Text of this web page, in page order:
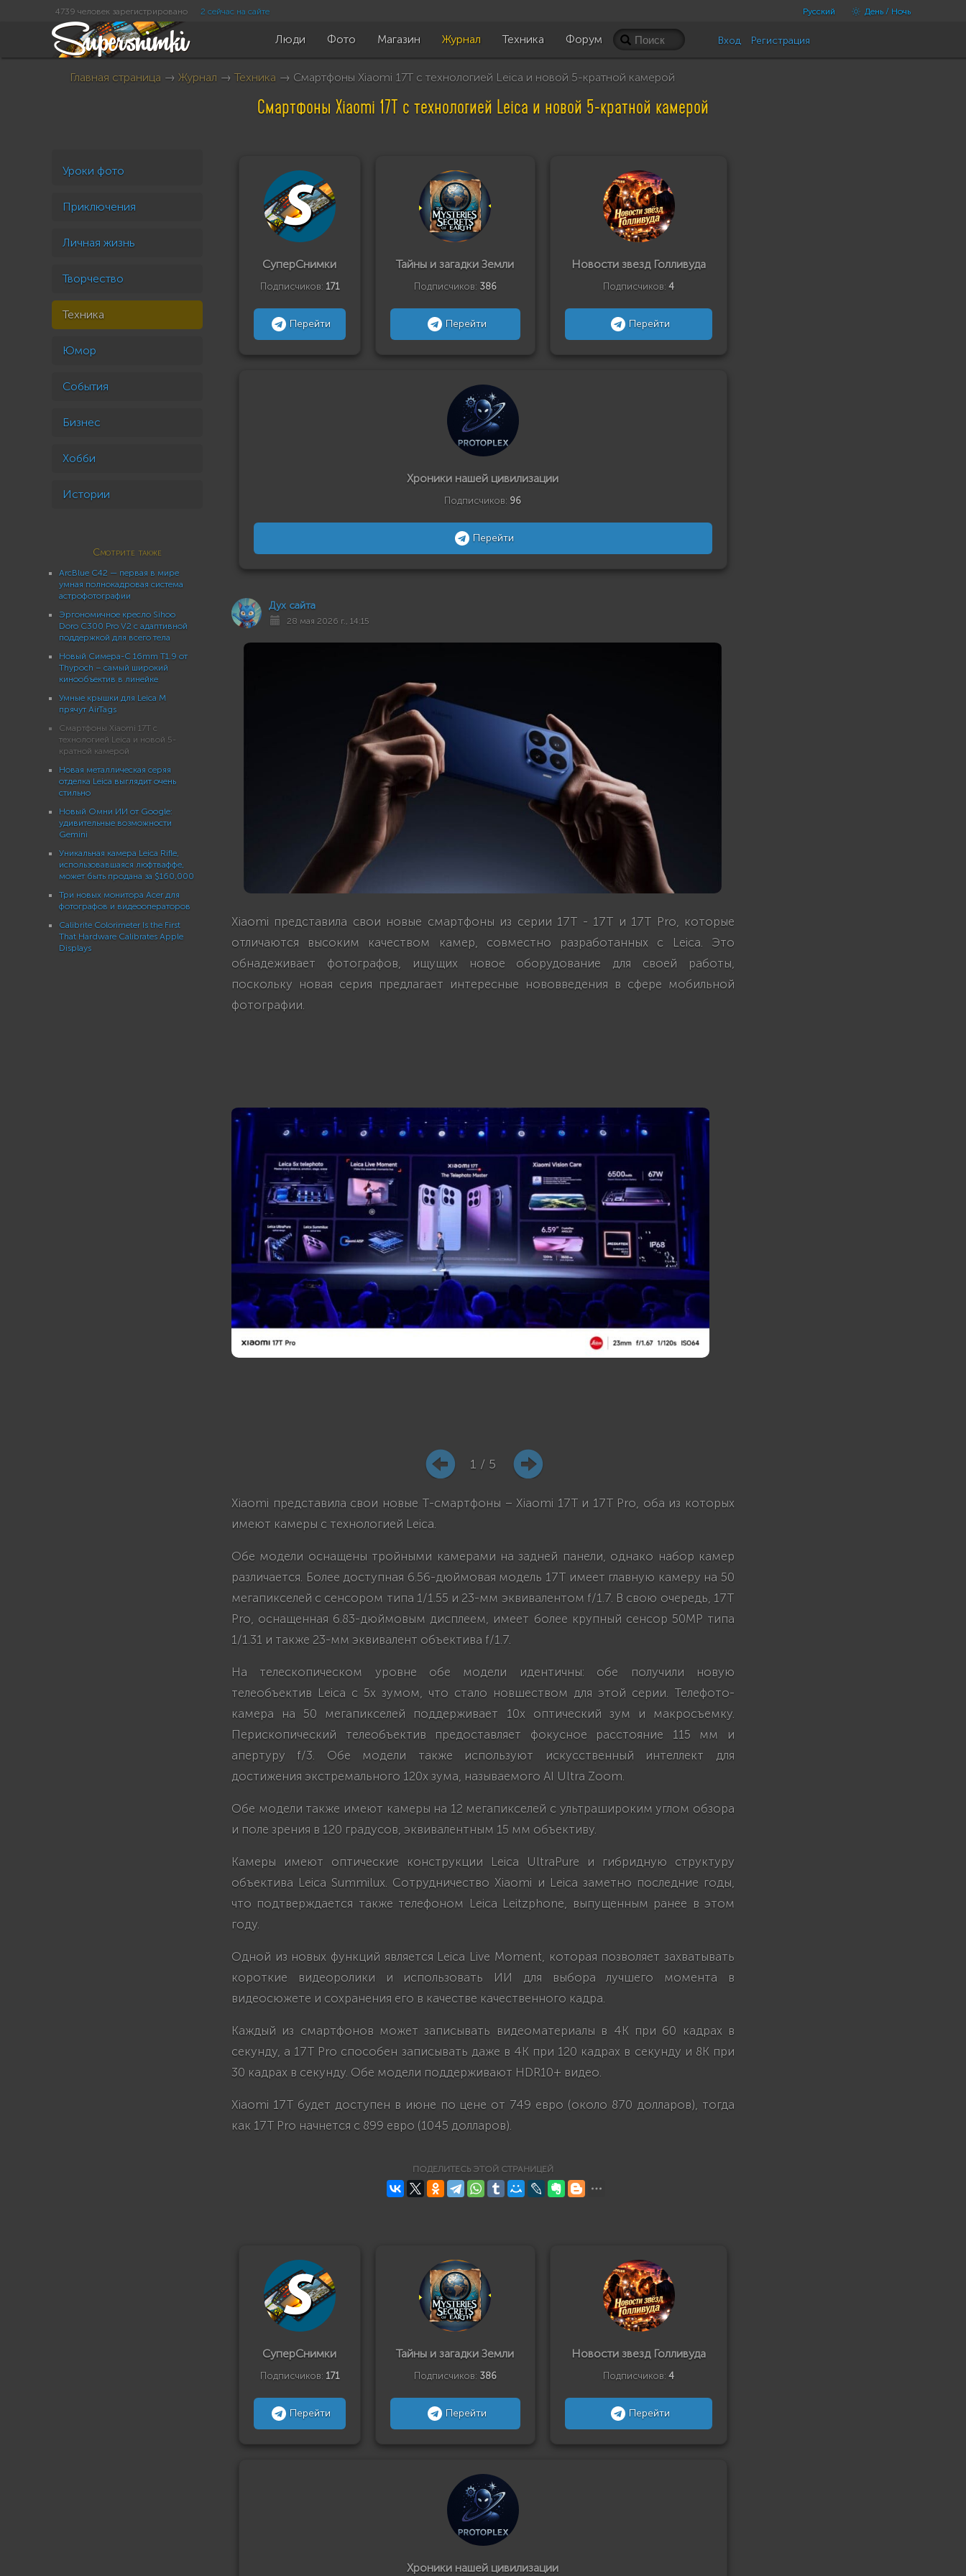
Русский День / Ночь
4739 человек зарегистрировано 2 сейчас на сайте
Люди Фото Магазин Журнал Техника Форум Вход Регистрация
Главная страница → Журнал → Техника → Смартфоны Xiaomi 17T с технологией Leica и новой 5-кратной камерой
Смартфоны Xiaomi 17T с технологией Leica и новой 5-кратной камерой
Уроки фото
Приключения
Личная жизнь
Творчество
Техника
Юмор
События
Бизнес
Хобби
Истории
Смотрите также
ArcBlue C42 — первая в мире
умная полнокадровая система
астрофотографии
Эргономичное кресло Sihoo
Doro C300 Pro V2 с адаптивной
поддержкой для всего тела
Новый Симера-C 16mm T1.9 от
Thypoch – самый широкий
кинообъектив в линейке
Умные крышки для Leica M
прячут AirTags
Смартфоны Xiaomi 17T с
технологией Leica и новой 5-
кратной камерой
Новая металлическая серяя
отделка Leica выглядит очень
стильно
Новый Омни ИИ от Google:
удивительные возможности
Gemini
Уникальная камера Leica Rifle,
использовавшаяся люфтваффе,
может быть продана за $160,000
Три новых монитора Acer для
фотографов и видеооператоров
Calibrite Colorimeter Is the First
That Hardware Calibrates Apple
Displays
СуперСнимки
Подписчиков: 171
Перейти
Тайны и загадки Земли
Подписчиков: 386
Перейти
Новости звезд Голливуда
Подписчиков:4
Перейти
Хроники нашей цивилизации
Подписчиков: 96
Перейти
Дух сайта
28 мая 2026 г., 14:15
Xiaomi представила свои новые смартфоны из серии 17T - 17T и 17T Pro, которые
отличаются высоким качеством камер, совместно разработанных с Leica. Это
обнадеживает фотографов, ищущих новое оборудование для своей работы,
поскольку новая серия предлагает интересные нововведения в сфере мобильной
фотографии.
1 / 5
Xiaomi представила свои новые T-смартфоны – Xiaomi 17T и 17T Pro, оба из которых
имеют камеры с технологией Leica.
Обе модели оснащены тройными камерами на задней панели, однако набор камер
различается. Более доступная 6.56-дюймовая модель 17T имеет главную камеру на 50
мегапикселей с сенсором типа 1/1.55 и 23-мм эквивалентом f/1.7. В свою очередь, 17T
Pro, оснащенная 6.83-дюймовым дисплеем, имеет более крупный сенсор 50MP типа
1/1.31 и также 23-мм эквивалент объектива f/1.7.
На телескопическом уровне обе модели идентичны: обе получили новую
телеобъектив Leica с 5x зумом, что стало новшеством для этой серии. Телефото-
камера на 50 мегапикселей поддерживает 10x оптический зум и макросъемку.
Перископический телеобъектив предоставляет фокусное расстояние 115 мм и
апертуру f/3. Обе модели также используют искусственный интеллект для
достижения экстремального 120x зума, называемого AI Ultra Zoom.
Обе модели также имеют камеры на 12 мегапикселей с ультрашироким углом обзора
и поле зрения в 120 градусов, эквивалентным 15 мм объективу.
Камеры имеют оптические конструкции Leica UltraPure и гибридную структуру
объектива Leica Summilux. Сотрудничество Xiaomi и Leica заметно последние годы,
что подтверждается также телефоном Leica Leitzphone, выпущенным ранее в этом
году.
Одной из новых функций является Leica Live Moment, которая позволяет захватывать
короткие видеоролики и использовать ИИ для выбора лучшего момента в
видеосюжете и сохранения его в качестве качественного кадра.
Каждый из смартфонов может записывать видеоматериалы в 4K при 60 кадрах в
секунду, а 17T Pro способен записывать даже в 4K при 120 кадрах в секунду и 8K при
30 кадрах в секунду. Обе модели поддерживают HDR10+ видео.
Xiaomi 17T будет доступен в июне по цене от 749 евро (около 870 долларов), тогда
как 17T Pro начнется с 899 евро (1045 долларов).
ПОДЕЛИТЕСЬ ЭТОЙ СТРАНИЦЕЙ
СуперСнимки
Подписчиков: 171
Перейти
Тайны и загадки Земли
Подписчиков: 386
Перейти
Новости звезд Голливуда
Подписчиков:4
Перейти
Хроники нашей цивилизации